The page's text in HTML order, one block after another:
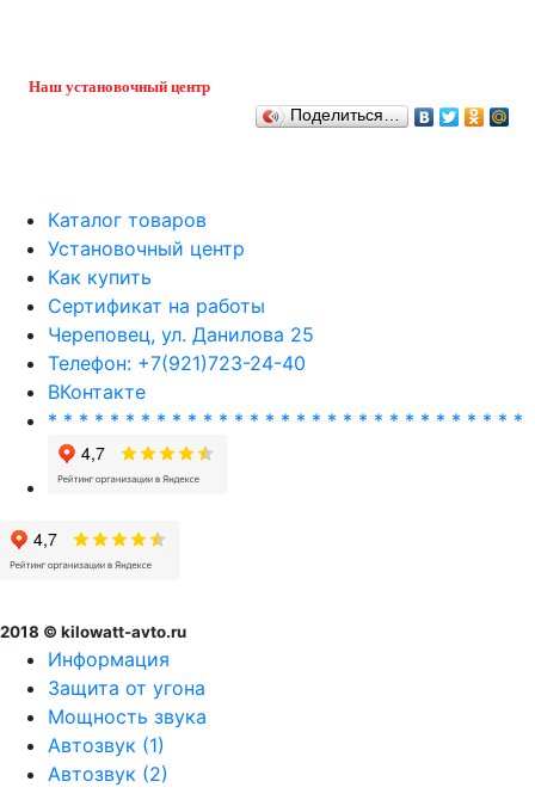
Наш установочный центр
Поделиться…
Каталог товаров
Установочный центр
Как купить
Сертификат на работы
Череповец, ул. Данилова 25
Телефон: +7(921)723-24-40
ВКонтакте
* * * * * * * * * * * * * * * * * * * * * * * * * * * * * * *
2018 © kilowatt-avto.ru
Информация
Защита от угона
Мощность звука
Автозвук (1)
Автозвук (2)